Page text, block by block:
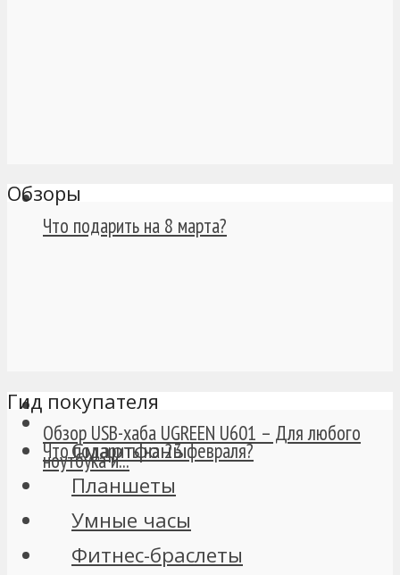
Что подарить на 8 марта?
Что подарить на 23 февраля?
Обзоры
Обзор USB-хаба UGREEN U601 – Для любого
ноутбука и...
Гид покупателя
Смартфоны
Планшеты
Умные часы
Фитнес-браслеты